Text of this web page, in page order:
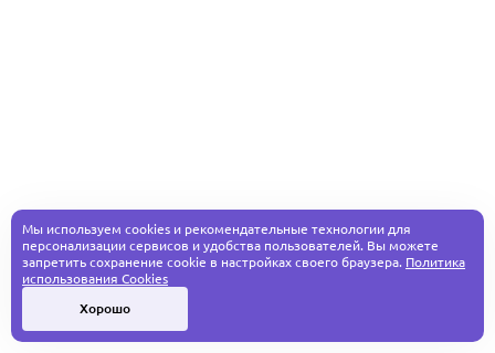
Мы используем cookies и рекомендательные технологии для
персонализации сервисов и удобства пользователей. Вы можете
запретить сохранение cookie в настройках своего браузера. Политика
использования Cookies
Хорошо